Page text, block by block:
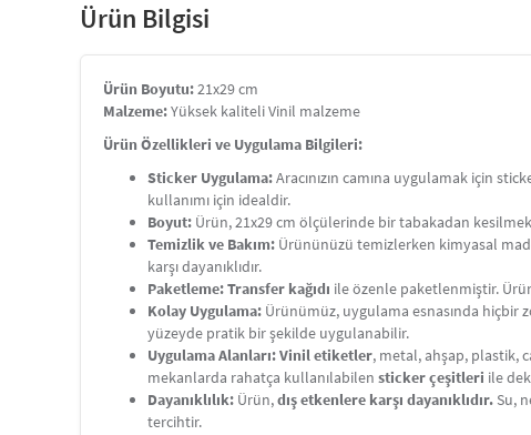
Ürün Bilgisi
Ürün Boyutu:21x29 cm
Malzeme:Yüksek kaliteli Vinil malzeme
Ürün Özellikleri ve Uygulama Bilgileri:
Sticker Uygulama:Aracınızın camına uygulamak için
kullanımı için idealdir.
Boyut: Ürün, 21x29 cm ölçülerinde bir tabakadan
Temizlik ve Bakım: Ürününüzü temizlerken kimyasal
karşı dayanıklıdır.
Paketleme:Transfer kağıdı ile özenle paketlenmiştir.
Kolay Uygulama: Ürünümüz, uygulama esnasında hiçbir
yüzeyde pratik bir şekilde uygulanabilir.
Uygulama Alanları:Vinil etiketler, metal, ahşap, plastik,
mekanlarda rahatça kullanılabilen sticker çeşitleri ile
Dayanıklılık: Ürün,dış etkenlere karşı dayanıklıdır. Su,
tercihtir.